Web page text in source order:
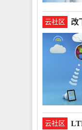
云社区 改
云社区